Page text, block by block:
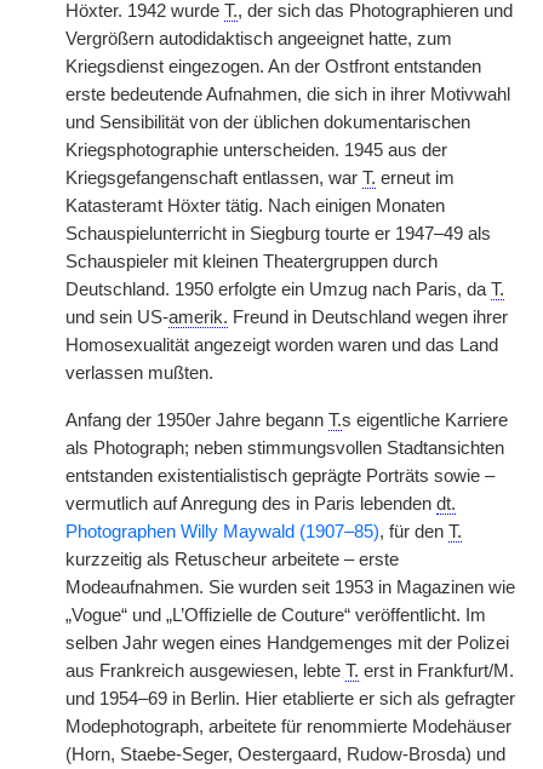
Höxter. 1942 wurde T., der sich das Photographieren und
Vergrößern autodidaktisch angeeignet hatte, zum
Kriegsdienst eingezogen. An der Ostfront entstanden
erste bedeutende Aufnahmen, die sich in ihrer Motivwahl
und Sensibilität von der üblichen dokumentarischen
Kriegsphotographie unterscheiden. 1945 aus der
Kriegsgefangenschaft entlassen, war T. erneut im
Katasteramt Höxter tätig. Nach einigen Monaten
Schauspielunterricht in Siegburg tourte er 1947–49 als
Schauspieler mit kleinen Theatergruppen durch
Deutschland. 1950 erfolgte ein Umzug nach Paris, da T.
und sein US-amerik. Freund in Deutschland wegen ihrer
Homosexualität angezeigt worden waren und das Land
verlassen mußten.
Anfang der 1950er Jahre begann T.s eigentliche Karriere
als Photograph; neben stimmungsvollen Stadtansichten
entstanden existentialistisch geprägte Porträts sowie –
vermutlich auf Anregung des in Paris lebenden dt.
Photographen Willy Maywald (1907–85), für den T.
kurzzeitig als Retuscheur arbeitete – erste
Modeaufnahmen. Sie wurden seit 1953 in Magazinen wie
„Vogue“ und „L’Offizielle de Couture“ veröffentlicht. Im
selben Jahr wegen eines Handgemenges mit der Polizei
aus Frankreich ausgewiesen, lebte T. erst in Frankfurt/M.
und 1954–69 in Berlin. Hier etablierte er sich als gefragter
Modephotograph, arbeitete für renommierte Modehäuser
(Horn, Staebe-Seger, Oestergaard, Rudow-Brosda) und